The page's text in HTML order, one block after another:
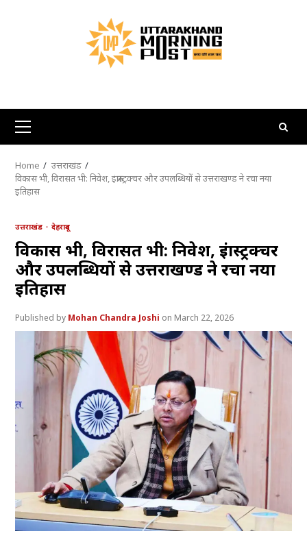
Primary
Menu
Home
उत्तराखंड
विकास भी, विरासत भी: निवेश, इंफ्रास्ट्रक्चर और उपलब्धियों से उत्तराखण्ड ने रचा नया
इतिहास
उत्तराखंड देहरादून
विकास भी, विरासत भी: निवेश, इंफ्रास्ट्रक्चर
और उपलब्धियों से उत्तराखण्ड ने रचा नया
इतिहास
Mohan Chandra Joshi March 22, 2026